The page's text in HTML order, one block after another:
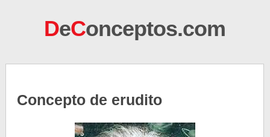
DeConceptos.com
Concepto de erudito